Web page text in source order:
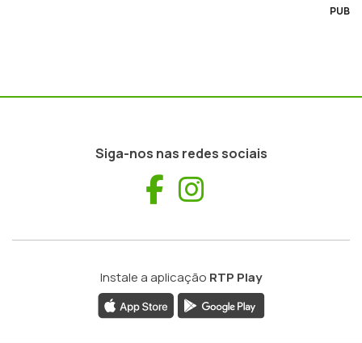
PUB
Siga-nos nas redes sociais
Facebook
Instale a aplicação RTP Play